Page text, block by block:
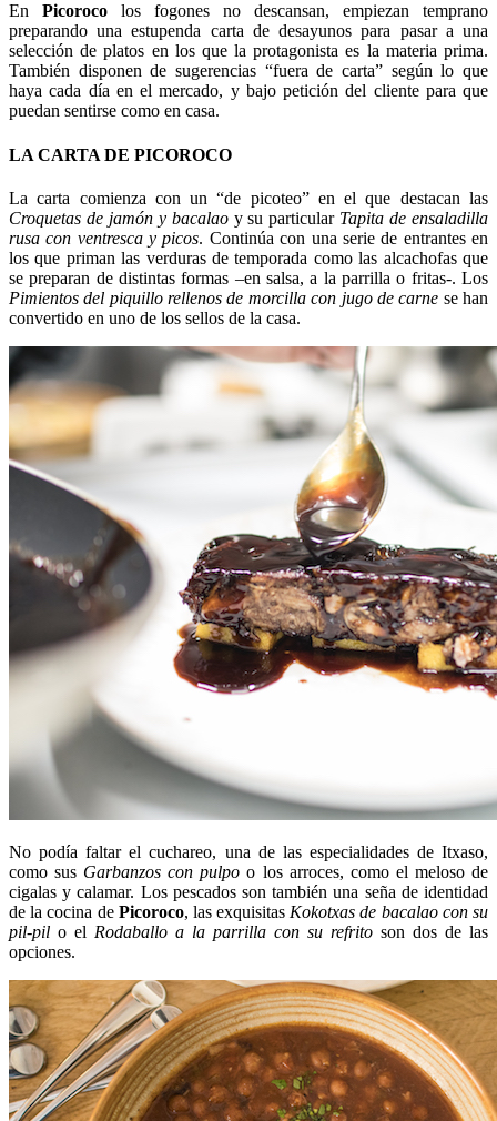
En Picoroco los fogones no descansan, empiezan temprano
preparando una estupenda carta de desayunos para pasar a una
selección de platos en los que la protagonista es la materia prima.
También disponen de sugerencias “fuera de carta” según lo que
haya cada día en el mercado, y bajo petición del cliente para que
puedan sentirse como en casa.
LA CARTA DE PICOROCO
La carta comienza con un “de picoteo” en el que destacan las
Croquetas de jamón y bacalaoy su particular Tapita de ensaladilla
rusa con ventresca y picos. Continúa con una serie de entrantes en
los que priman las verduras de temporada como las alcachofas que
se preparan de distintas formas –en salsa, a la parrilla o fritas-. Los
Pimientos del piquillo rellenos de morcilla con jugo de carne se han
convertido en uno de los sellos de la casa.
No podía faltar el cuchareo, una de las especialidades de Itxaso,
como sus Garbanzos con pulpo o los arroces, como el meloso de
cigalas y calamar. Los pescados son también una seña de identidad
de la cocina de Picoroco, las exquisitas Kokotxas de bacalao con su
pil-pil o el Rodaballo a la parrilla con su refrito son dos de las
opciones.